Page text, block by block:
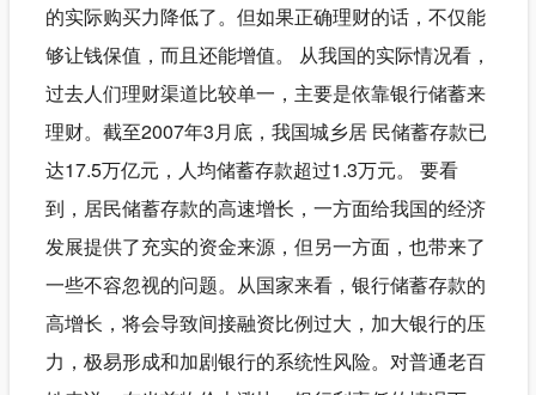
的实际购买力降低了。但如果正确理财的话，不仅能
够让钱保值，而且还能增值。 从我国的实际情况看，
过去人们理财渠道比较单一，主要是依靠银行储蓄来
理财。截至2007年3月底，我国城乡居 民储蓄存款已
达17.5万亿元，人均储蓄存款超过1.3万元。 要看
到，居民储蓄存款的高速增长，一方面给我国的经济
发展提供了充实的资金来源，但另一方面，也带来了
一些不容忽视的问题。从国家来看，银行储蓄存款的
高增长，将会导致间接融资比例过大，加大银行的压
力，极易形成和加剧银行的系统性风险。对普通老百